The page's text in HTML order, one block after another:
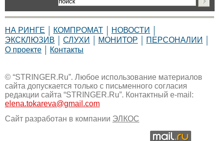
НА РИНГЕ КОМПРОМАТ
НОВОСТИ
ЭКСКЛЮЗИВ
СЛУХИ МОНИТОР
ПЕРСОНАЛИИ
О проекте
Контакты
© “STRINGER.Ru”. Любое использование материалов
сайта допускается только с письменного согласия
редакции сайта “STRINGER.Ru”. Контактный e-mail:
elena.tokareva@gmail.com
Сайт разработан в компании ЭЛКОС